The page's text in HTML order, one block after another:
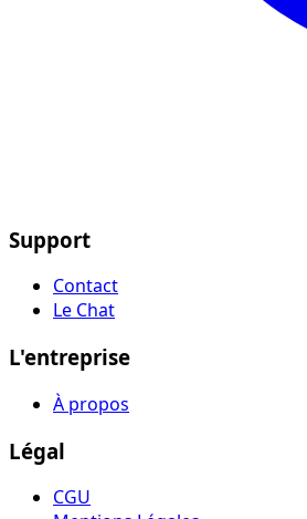
Support
Contact
Le Chat
L'entreprise
À propos
Légal
CGU